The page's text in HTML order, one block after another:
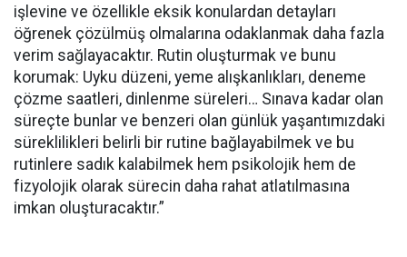
işlevine ve özellikle eksik konulardan detayları
öğrenek çözülmüş olmalarına odaklanmak daha fazla
verim sağlayacaktır. Rutin oluşturmak ve bunu
korumak: Uyku düzeni, yeme alışkanlıkları, deneme
çözme saatleri, dinlenme süreleri… Sınava kadar olan
süreçte bunlar ve benzeri olan günlük yaşantımızdaki
süreklilikleri belirli bir rutine bağlayabilmek ve bu
rutinlere sadık kalabilmek hem psikolojik hem de
fizyolojik olarak sürecin daha rahat atlatılmasına
imkan oluşturacaktır.”